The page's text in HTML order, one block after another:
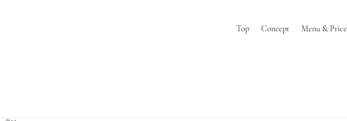
Top Concept Menu & Price